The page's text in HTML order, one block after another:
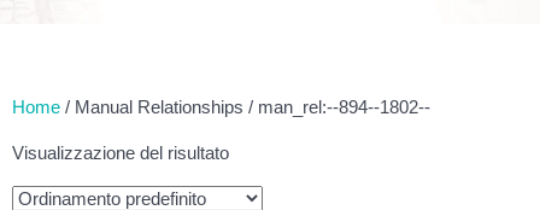
Home / Manual Relationships / man_rel:--894--1802--
Visualizzazione del risultato